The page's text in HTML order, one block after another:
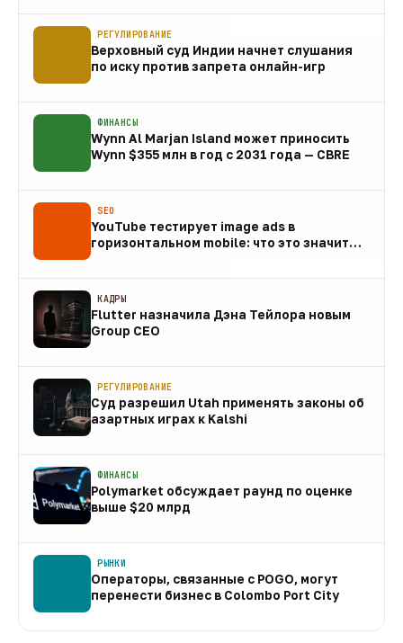
РЕГУЛИРОВАНИЕ
Верховный суд Индии начнет слушания
по иску против запрета онлайн-игр
ФИНАНСЫ
Wynn Al Marjan Island может приносить
Wynn $355 млн в год с 2031 года — CBRE
SEO
YouTube тестирует image ads в
горизонтальном mobile: что это значит
КАДРЫ
Flutter назначила Дэна Тейлора новым
Group CEO
РЕГУЛИРОВАНИЕ
Суд разрешил Utah применять законы об
азартных играх к Kalshi
ФИНАНСЫ
Polymarket обсуждает раунд по оценке
выше $20 млрд
РЫНКИ
Операторы, связанные с POGO, могут
перенести бизнес в Colombo Port City